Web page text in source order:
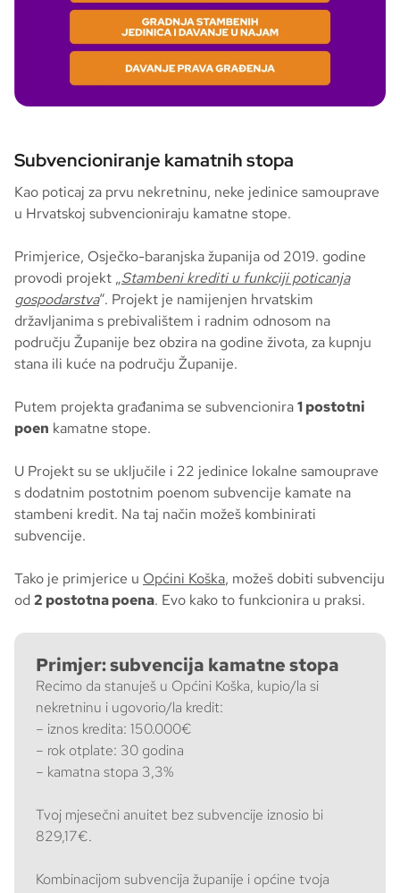
Subvencioniranje kamatnih stopa
Kao poticaj za prvu nekretninu, neke jedinice samouprave
u Hrvatskoj subvencioniraju kamatne stope.
Primjerice, Osječko-baranjska županija od 2019. godine
provodi projekt „Stambeni krediti u funkciji poticanja
gospodarstva“. Projekt je namijenjen hrvatskim
državljanima s prebivalištem i radnim odnosom na
području Županije bez obzira na godine života, za kupnju
stana ili kuće na području Županije.
Putem projekta građanima se subvencionira1 postotni
poen kamatne stope.
U Projekt su se uključile i 22 jedinice lokalne samouprave
s dodatnim postotnim poenom subvencije kamate na
stambeni kredit. Na taj način možeš kombinirati
subvencije.
Tako je primjerice u Općini Koška, možeš dobiti subvenciju
od 2 postotna poena. Evo kako to funkcionira u praksi.
Primjer: subvencija kamatne stopa
Recimo da stanuješ u Općini Koška, kupio/la si
nekretninu i ugovorio/la kredit:
– iznos kredita: 150.000€
– rok otplate: 30 godina
– kamatna stopa 3,3%
Tvoj mjesečni anuitet bez subvencije iznosio bi
829,17€.
Kombinacijom subvencija županije i općine tvoja